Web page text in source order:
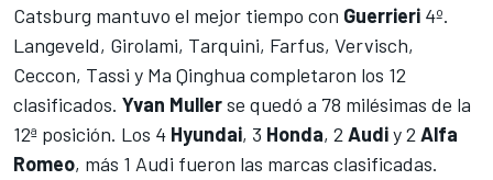
Catsburg mantuvo el mejor tiempo con Guerrieri 4º.
Langeveld, Girolami, Tarquini, Farfus, Vervisch,
Ceccon, Tassi y Ma Qinghua completaron los 12
clasificados. Yvan Mullerse quedó a 78 milésimas de la
12ª posición. Los 4 Hyundai, 3 Honda, 2 Audiy 2 Alfa
Romeo, más 1 Audi fueron las marcas clasificadas.